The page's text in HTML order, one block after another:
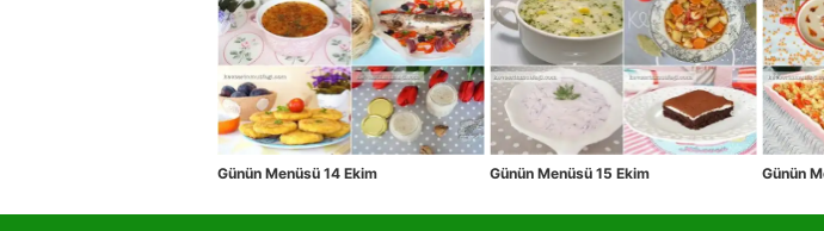
Günün Menüsü 14 Ekim Günün Menüsü 15 Ekim Günün